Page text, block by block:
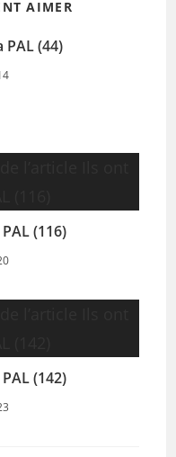
AIMER
(44)
(116)
(142)